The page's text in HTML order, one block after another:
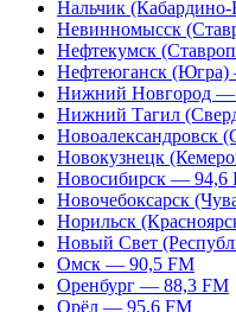
Нальчик
Невинномысск
Нефтекумск
Нефтеюганск
Нижний Новгород —
Нижний Тагил
Новоалександровск
Новокузнецк
Новосибирск — 94,6
Новочебоксарск
Норильск
Новый Свет
Омск — 90,5 FM
Оренбург — 88,3 FM
Орёл — 95,6 FM